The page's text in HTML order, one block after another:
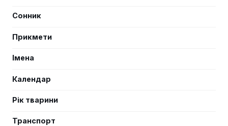
Сонник
Прикмети
Імена
Календар
Рік тварини
Транспорт